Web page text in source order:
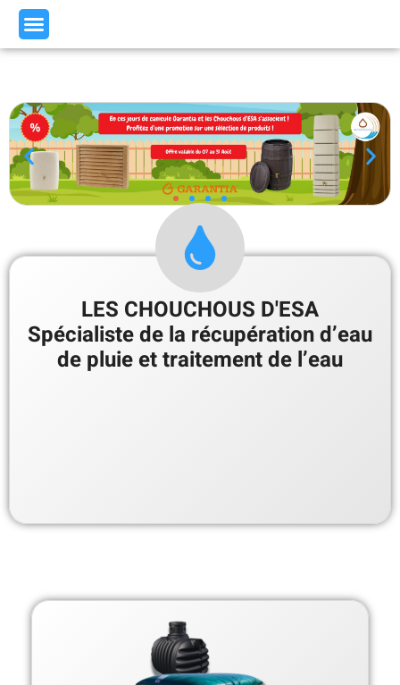
LES CHOUCHOUS D'ESA
Spécialiste de la récupération d’eau
de pluie et traitement de l’eau